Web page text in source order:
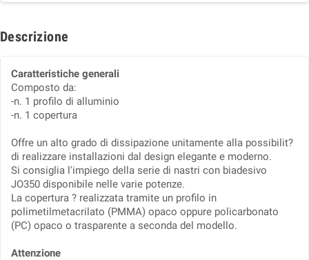
Descrizione
Caratteristiche generali
Composto da:
-n. 1 profilo di alluminio
-n. 1 copertura
Offre un alto grado di dissipazione unitamente alla possibilit?
di realizzare installazioni dal design elegante e moderno.
Si consiglia l'impiego della serie di nastri con biadesivo
JO350 disponibile nelle varie potenze.
La copertura ? realizzata tramite un profilo in
polimetilmetacrilato (PMMA) opaco oppure policarbonato
(PC) opaco o trasparente a seconda del modello.
Attenzione